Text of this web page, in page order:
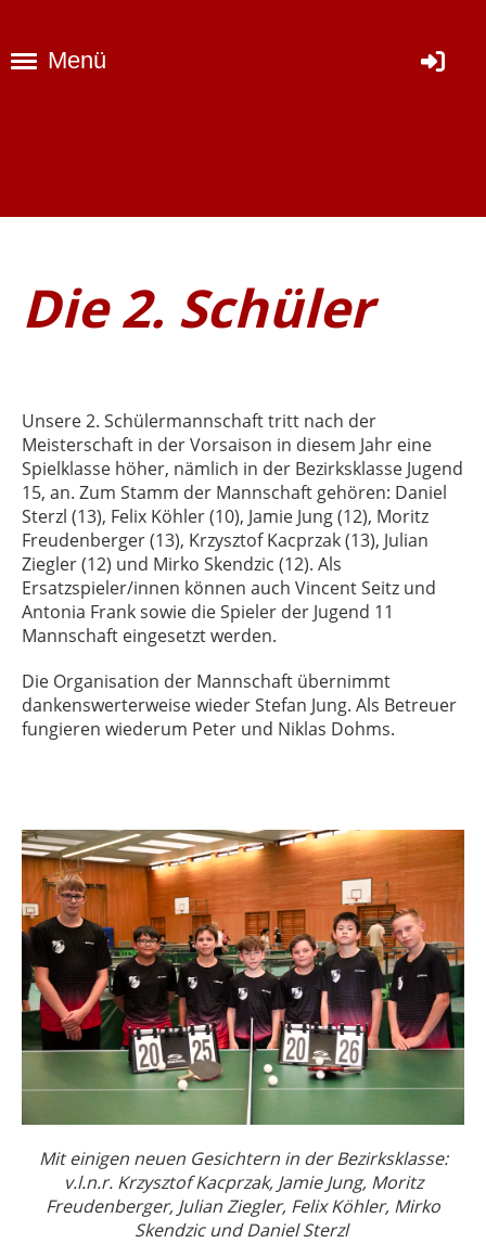
Menü
Die 2. Schüler
Unsere 2. Schülermannschaft tritt nach der
Meisterschaft in der Vorsaison in diesem Jahr eine
Spielklasse höher, nämlich in der Bezirksklasse Jugend
15, an. Zum Stamm der Mannschaft gehören: Daniel
Sterzl (13), Felix Köhler (10), Jamie Jung (12), Moritz
Freudenberger (13), Krzysztof Kacprzak (13), Julian
Ziegler (12) und Mirko Skendzic (12). Als
Ersatzspieler/innen können auch Vincent Seitz und
Antonia Frank sowie die Spieler der Jugend 11
Mannschaft eingesetzt werden.
Die Organisation der Mannschaft übernimmt
dankenswerterweise wieder Stefan Jung. Als Betreuer
fungieren wiederum Peter und Niklas Dohms.
Mit einigen neuen Gesichtern in der Bezirksklasse:
v.l.n.r. Krzysztof Kacprzak, Jamie Jung, Moritz
Freudenberger, Julian Ziegler, Felix Köhler, Mirko
Skendzic und Daniel Sterzl